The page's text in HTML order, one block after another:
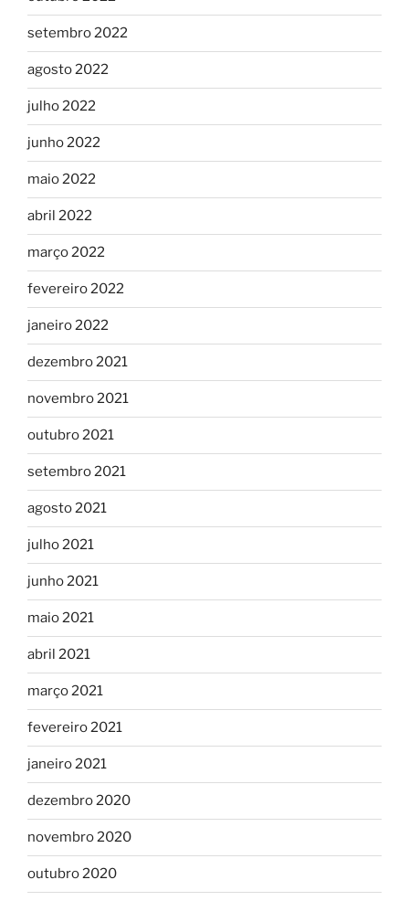
setembro 2022
agosto 2022
julho 2022
junho 2022
maio 2022
abril 2022
março 2022
fevereiro 2022
janeiro 2022
dezembro 2021
novembro 2021
outubro 2021
setembro 2021
agosto 2021
julho 2021
junho 2021
maio 2021
abril 2021
março 2021
fevereiro 2021
janeiro 2021
dezembro 2020
novembro 2020
outubro 2020